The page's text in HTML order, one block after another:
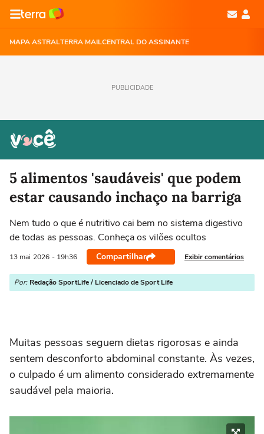
MAPA ASTRALTERRA MAILCENTRAL DO ASSINANTE
PUBLICIDADE
5 alimentos 'saudáveis' que podem
estar causando inchaço na barriga
Nem tudo o que é nutritivo cai bem no sistema digestivo
de todas as pessoas. Conheça os vilões ocultos
13 mai 2026 - 19h36 Compartilhar Exibir comentários
Por: Redação SportLife / Licenciado de Sport Life
Muitas pessoas seguem dietas rigorosas e ainda
sentem desconforto abdominal constante. Às vezes,
o culpado é um alimento considerado extremamente
saudável pela maioria.